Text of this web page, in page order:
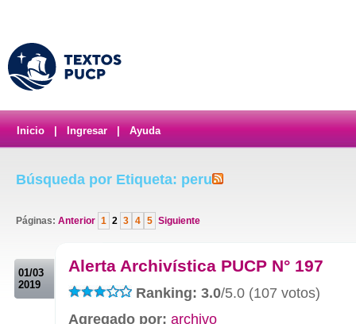
Inicio Ingresar Ayuda
Búsqueda por Etiqueta: peru
Páginas: Anterior 1 2 3 4 5 Siguiente
01/03
2019
Alerta Archivística PUCP N° 197
Ranking: 3.0/5.0 (107 votos)
Agregado por: archivo